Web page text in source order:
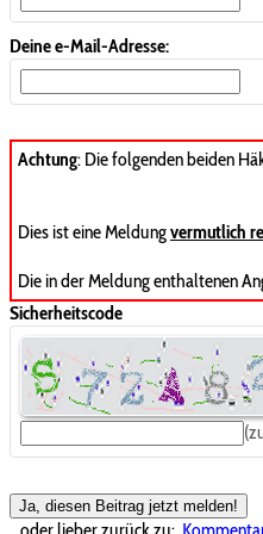
Deine e-Mail-Adresse:
Achtung: Die folgenden beiden
Dies ist eine Meldungvermutlich
Die in der Meldung enthaltenen
Sicherheitscode
Ja, diesen Beitrag jetzt melden!
...oder lieber zurück zu: